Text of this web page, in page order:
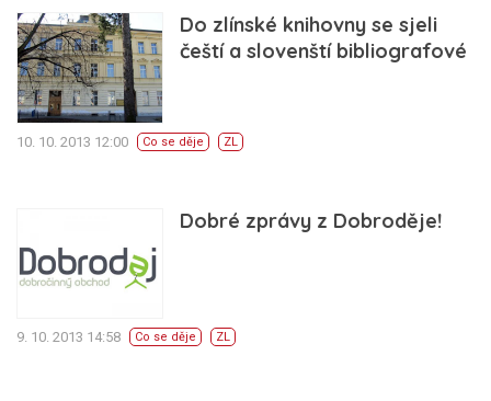
Do zlínské knihovny se sjeli
čeští a slovenští bibliografové
10. 10. 2013 12:00 Co se děje ZL
Dobré zprávy z Dobroděje!
9. 10. 2013 14:58 Co se děje ZL